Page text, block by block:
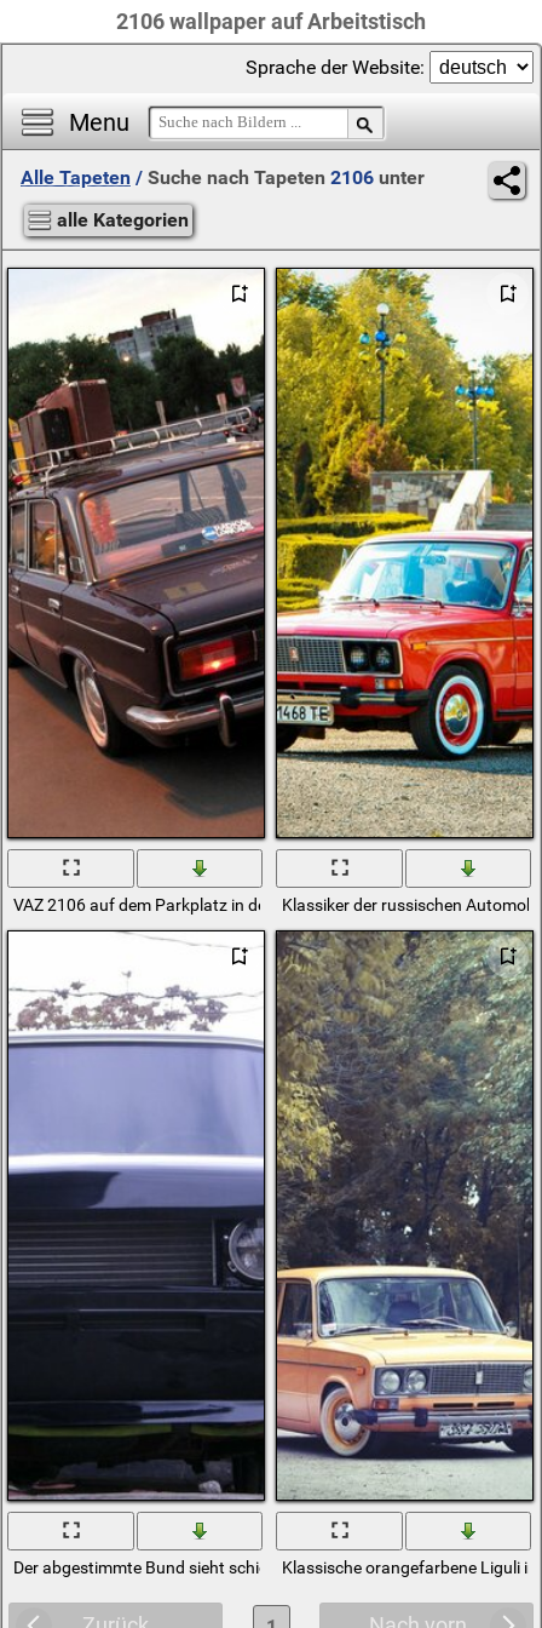
2106 wallpaper auf Arbeitstisch
Menu
Sprache der Website:
Alle Tapeten / Suche nach Tapeten 2106 unter
alle Kategorien
VAZ 2106 auf dem Parkplatz in der Nähe des Cafés
Klassiker der russischen
Der abgestimmte Bund sieht schick ausKlassische orangefarbene Liguli